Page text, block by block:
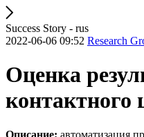
Success Story - rus
2022-06-06 09:52 Research
Оценка
контактного
Описание: автоматизация